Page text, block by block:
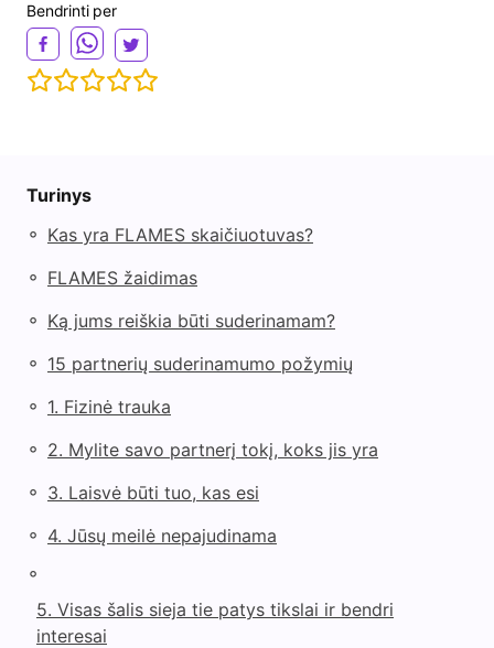
Bendrinti per
Turinys
◦ Kas yra FLAMES skaičiuotuvas?
◦ FLAMES žaidimas
◦ Ką jums reiškia būti suderinamam?
◦ 15 partnerių suderinamumo požymių
◦ 1. Fizinė trauka
◦ 2. Mylite savo partnerį tokį, koks jis yra
◦ 3. Laisvė būti tuo, kas esi
◦ 4. Jūsų meilė nepajudinama
◦
5. Visas šalis sieja tie patys tikslai ir bendri
interesai